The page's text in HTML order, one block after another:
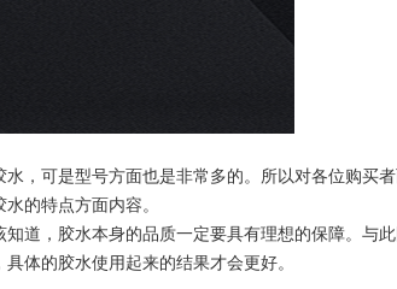
，可是型号方面也是非常多的。所以对各位购买者
的特点方面内容。
道，胶水本身的品质一定要具有理想的保障。与
体的胶水使用起来的结果才会更好。